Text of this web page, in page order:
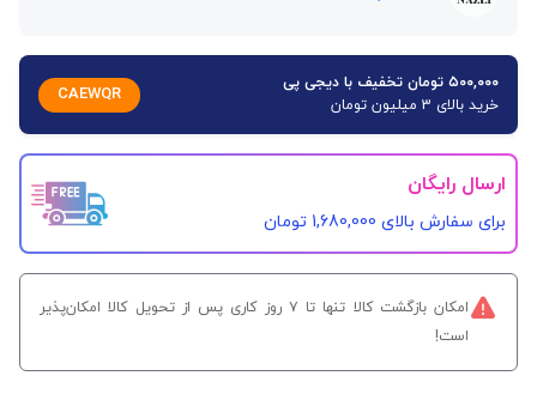
۵۰۰,۰۰۰ تومان تخفیف با دیجی پی
خرید بالای 3 میلیون تومان
CAEWQR
ارسال رایگان
برای سفارش‌ بالای 1,680,000 تومان
امکان بازگشت کالا تنها تا ۷ روز کاری پس از تحویل کالا امکان‌پذیر
است!